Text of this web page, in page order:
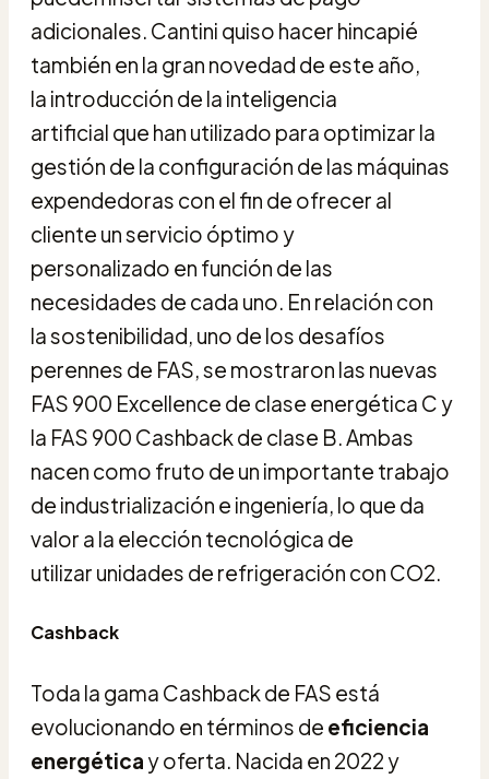
adicionales. Cantini quiso hacer hincapié
también en la gran novedad de este año,
la introducción de la inteligencia
artificial que han utilizado para optimizar la
gestión de la configuración de las máquinas
expendedoras con el fin de ofrecer al
cliente un servicio óptimo y
personalizado en función de las
necesidades de cada uno. En relación con
la sostenibilidad, uno de los desafíos
perennes de FAS, se mostraron las nuevas
FAS 900 Excellence de clase energética C y
la FAS 900 Cashback de clase B. Ambas
nacen como fruto de un importante trabajo
de industrialización e ingeniería, lo que da
valor a la elección tecnológica de
utilizar unidades de refrigeración con CO2.
Cashback
Toda la gama Cashback de FAS está
evolucionando en términos de eficiencia
energética y oferta. Nacida en 2022 y